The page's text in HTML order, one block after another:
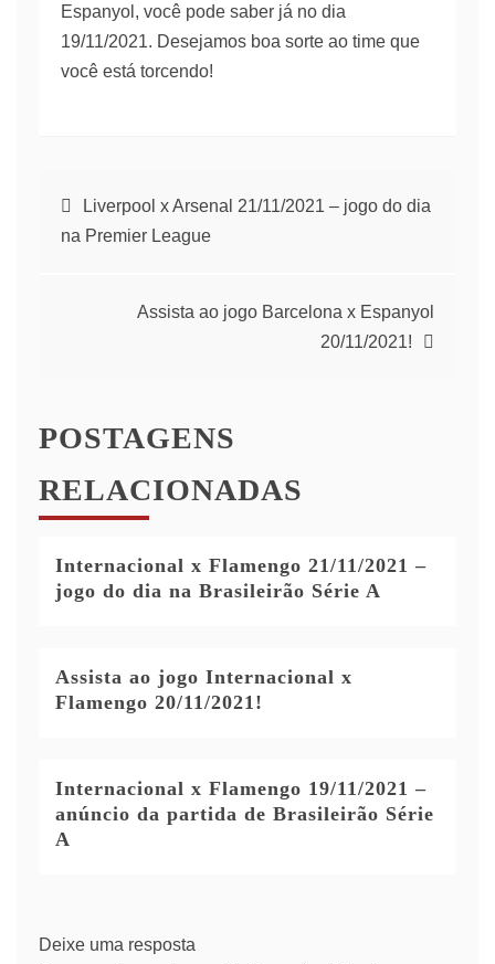
Espanyol, você pode saber já no dia
19/11/2021. Desejamos boa sorte ao time que
você está torcendo!
Navegação
artigos
Liverpool x Arsenal 21/11/2021 – jogo do dia
na Premier League
Assista ao jogo Barcelona x Espanyol
20/11/2021!
POSTAGENS
RELACIONADAS
Internacional x Flamengo 21/11/2021 –
jogo do dia na Brasileirão Série A
Assista ao jogo Internacional x
Flamengo 20/11/2021!
Internacional x Flamengo 19/11/2021 –
anúncio da partida de Brasileirão Série
A
Deixe uma resposta